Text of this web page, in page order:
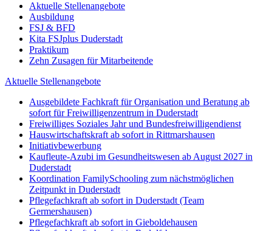
Aktuelle Stellenangebote
Ausbildung
FSJ & BFD
Kita FSJplus Duderstadt
Praktikum
Zehn Zusagen für Mitarbeitende
Aktuelle Stellenangebote
Ausgebildete Fachkraft für Organisation und Beratung ab
sofort für Freiwilligenzentrum in Duderstadt
Freiwilliges Soziales Jahr und Bundesfreiwilligendienst
Hauswirtschaftskraft ab sofort in Rittmarshausen
Initiativbewerbung
Kaufleute-Azubi im Gesundheitswesen ab August 2027 in
Duderstadt
Koordination FamilySchooling zum nächstmöglichen
Zeitpunkt in Duderstadt
Pflegefachkraft ab sofort in Duderstadt (Team
Germershausen)
Pflegefachkraft ab sofort in Gieboldehausen